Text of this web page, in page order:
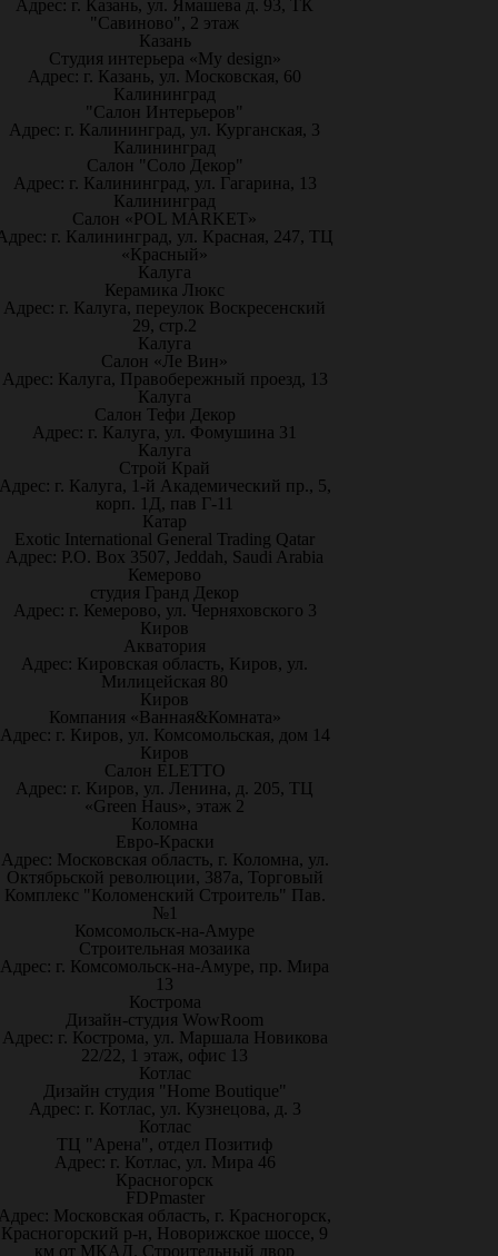
Адрес: г. Казань, ул. Ямашева д. 93, ТК
"Савиново", 2 этаж
Казань
Студия интерьера «My design»
Адрес: г. Казань, ул. Московская, 60
Калининград
"Салон Интерьеров"
Адрес: г. Калининград, ул. Курганская, 3
Калининград
Салон "Соло Декор"
Адрес: г. Калининград, ул. Гагарина, 13
Калининград
Салон «POL MARKET»
г. Калининград, ул. Красная, 247, ТЦ
«Красный»
Калуга
Керамика Люкс
Адрес: г. Калуга, переулок Воскресенский
29, стр.2
Калуга
Салон «Ле Вин»
Адрес: Калуга, Правобережный проезд, 13
Калуга
Салон Тефи Декор
Адрес: г. Калуга, ул. Фомушина 31
Калуга
Строй Край
г. Калуга, 1-й Академический пр., 5,
корп. 1Д, пав Г-11
Катар
Exotic International General Trading Qatar
Адрес: P.O. Box 3507, Jeddah, Saudi Arabia
Кемерово
студия Гранд Декор
Адрес: г. Кемерово, ул. Черняховского 3
Киров
Акватория
Адрес: Кировская область, Киров, ул.
Милицейская 80
Киров
Компания «Ванная&Комната»
Адрес: г. Киров, ул. Комсомольская, дом 14
Киров
Салон ELETTO
Адрес: г. Киров, ул. Ленина, д. 205, ТЦ
«Green Haus», этаж 2
Коломна
Евро-Краски
Адрес: Московская область, г. Коломна, ул.
Октябрьской революции, 387а, Торговый
Комплекс "Коломенский Строитель" Пав.
№1
Комсомольск-на-Амуре
Строительная мозаика
Адрес: г. Комсомольск-на-Амуре, пр. Мира
13
Кострома
Дизайн-студия WowRoom
Адрес: г. Кострома, ул. Маршала Новикова
22/22, 1 этаж, офис 13
Котлас
Дизайн студия "Home Boutique"
Адрес: г. Котлас, ул. Кузнецова, д. 3
Котлас
ТЦ "Арена", отдел Позитиф
Адрес: г. Котлас, ул. Мира 46
Красногорск
FDPmaster
Московская область, г. Красногорск,
Красногорский р-н, Новорижское шоссе, 9
км от МКАД. Строительный двор